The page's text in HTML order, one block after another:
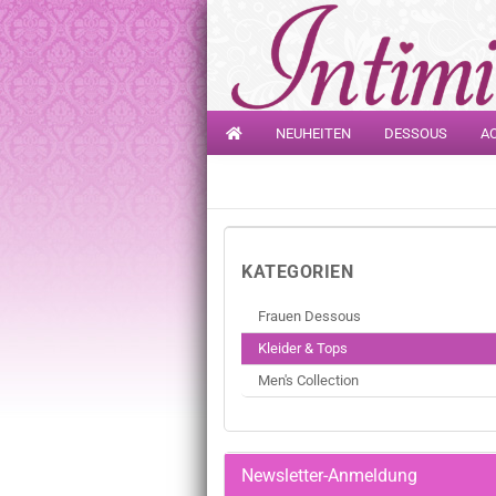
NEUHEITEN DESSOUS
KATEGORIEN
Frauen Dessous
Kleider & Tops
Men's Collection
Newsletter-Anmeldung